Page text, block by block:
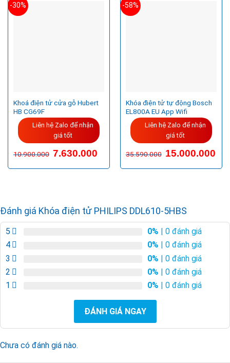
-30%
Khoá điện tử cửa gỗ Hubert
HB CG69F
Liên hệ Zalo để nhận
giá tốt
10.900.000 Giá
gốc
10.900.000VND.
7.630.000Giá
hiện
là:
-58%
Khóa điện tử tự động Bosch
EL800A EU App Wifi
Liên hệ Zalo để nhận
giá tốt
35.590.000 15.000.000
Đánh giá Khóa điện tử PHILIPS DDL610-5HBS
5 0% | 0 đánh giá
4
0% | 0 đánh giá
3
0% | 0 đánh giá
2
0% | 0 đánh giá
1
0% | 0 đánh giá
ĐÁNH GIÁ NGAY
Chưa có đánh giá nào.